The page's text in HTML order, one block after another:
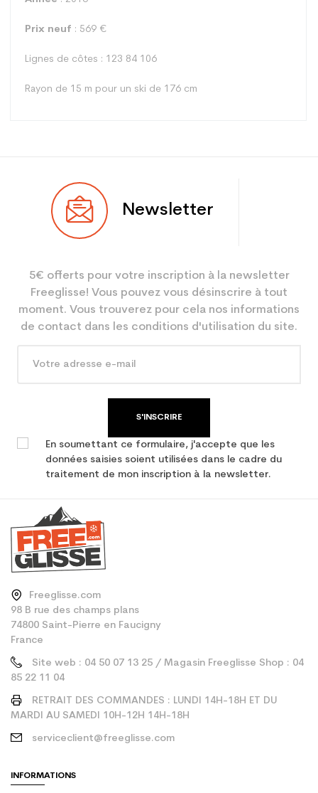
Prix neuf : 569 €
Lignes de côtes : 123 84 106
Rayon de 15 m pour un ski de 176 cm
Utilisateur Mixte
Coloris Orange
En achetant d'occasion :
Economie CO² (en kg)
3.9
Newsletter
5€ offerts pour votre inscription à la newsletter
Freeglisse! Vous pouvez vous désinscrire à tout
moment. Vous trouverez pour cela nos informations
de contact dans les conditions d'utilisation du site.
S'INSCRIRE
En soumettant ce formulaire, j'accepte que les
données saisies soient utilisées dans le cadre du
traitement de mon inscription à la newsletter.
Freeglisse.com
98 B rue des champs plans
74800 Saint-Pierre en Faucigny
France
Site web : 04 50 07 13 25 / Magasin Freeglisse Shop : 04
85 22 11 04
RETRAIT DES COMMANDES : LUNDI 14H-18H ET DU
MARDI AU SAMEDI 10H-12H 14H-18H
serviceclient@freeglisse.com
INFORMATIONS